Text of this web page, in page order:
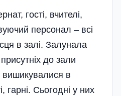
гості, вчителі,
персонал – всі
в залі. Залунала
до зали
вишикувалися в
гарні. Сьогодні у них